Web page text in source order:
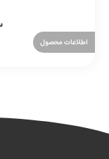
اطلاعات محصول